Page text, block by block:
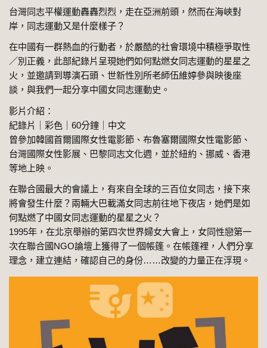
台灣同志平權運動轟轟烈烈，走在亞洲前頭，然而在海峽對
岸，同志運動又是什麼樣子？
在中國有一群熱血的行動者，於嚴酷的社會環境中積極爭取性
／別正義，此部紀錄片呈現她們如何點燃女同志運動的星星之
火，並邀請到導演石頭、世新性別所老師伍維婷參與映後座
談，與我們一起分享中國女同志運動史。
影片介紹：
紀錄片｜彩色｜60分鐘｜中文
曾參加韓國首爾國際女性電影節、布魯塞爾國際女性電影節、
台灣國際女性影展、巴黎同志文化週，並於紐約、挪威、香港
等地上映。
在聯合國最大的會議上，有來自全球的三百位女同志，接下來
將會發生什麼？兩輛大巴載滿女同志前往地下夜店，她們是如
何點燃了中國女同志運動的星星之火？
1995年，在北京舉辦的第四次世界婦女大會上，女同性戀第一
次在聯合國NGO論壇上獲得了一個帳篷。在帳篷裡，人們分享
理念，建立連結，確認自己的身份……改變的力量正在浮現。